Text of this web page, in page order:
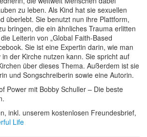
zu leben. Als Kind hat sie sexuellen
überlebt. Sie benutzt nun ihre Plattform,
bringen, die ein ähnliches Trauma erlitten
Leiterin von „Global Faith-Based
Sie ist eine Expertin darin, wie man
der Kirche nutzen kann. Sie spricht auf
über dieses Thema. Außerdem ist sie
und Songschreiberin sowie eine Autorin.
Power mit Bobby Schuller – Die beste
inkl. unserem kostenlosen Freundesbrief,
Life